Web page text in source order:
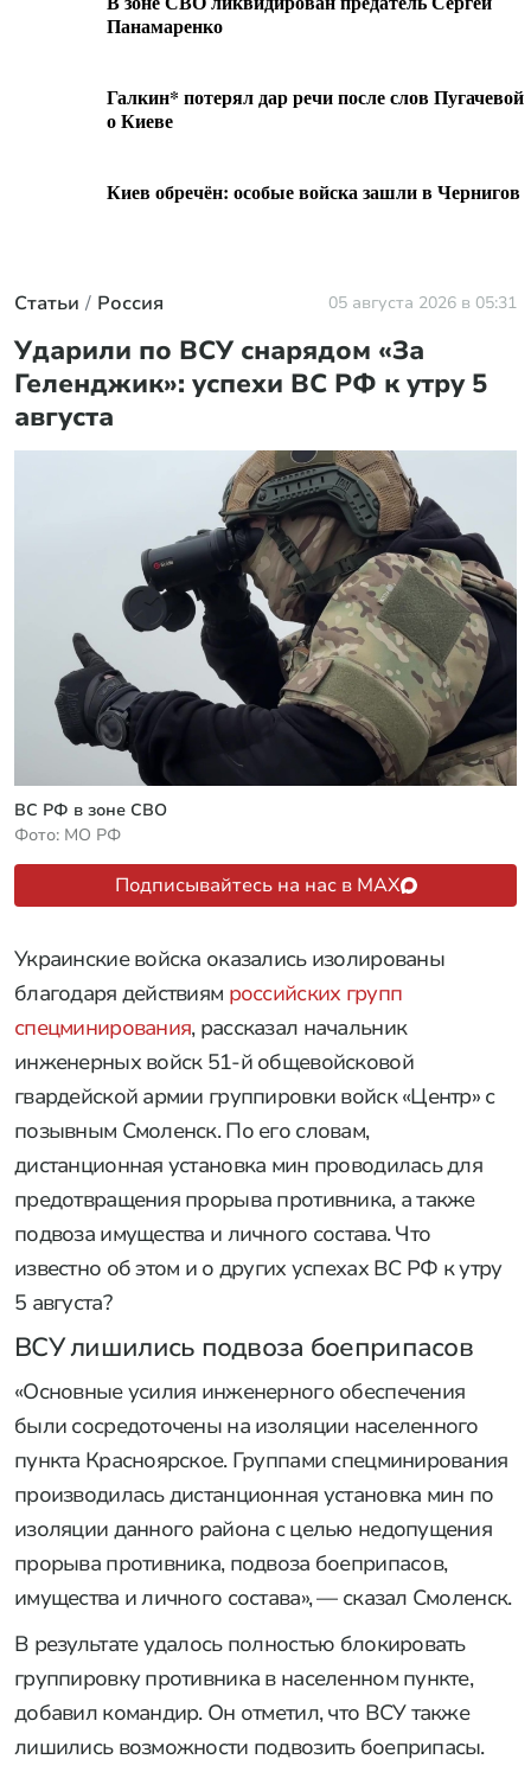
Панамаренко
Галкин* потерял дар речи после слов Пугачевой
о Киеве
Киев обречён: особые войска зашли в Чернигов
Статьи Россия 05 августа 2026 в 05:31
Ударили по ВСУ снарядом «За
Геленджик»: успехи ВС РФ к утру 5
августа
ВС РФ в зоне СВО
Фото: МО РФ
Подписывайтесь на нас в MAX
Украинские войска оказались изолированы
благодаря действиям российских групп
спецминирования, рассказал начальник
инженерных войск 51-й общевойсковой
гвардейской армии группировки войск «Центр» с
позывным Смоленск. По его словам,
дистанционная установка мин проводилась для
предотвращения прорыва противника, а также
подвоза имущества и личного состава. Что
известно об этом и о других успехах ВС РФ к утру
5 августа?
ВСУ лишились подвоза боеприпасов
«Основные усилия инженерного обеспечения
были сосредоточены на изоляции населенного
пункта Красноярское. Группами спецминирования
производилась дистанционная установка мин по
изоляции данного района с целью недопущения
прорыва противника, подвоза боеприпасов,
имущества и личного состава», — сказал Смоленск.
В результате удалось полностью блокировать
группировку противника в населенном пункте,
добавил командир. Он отметил, что ВСУ также
лишились возможности подвозить боеприпасы.